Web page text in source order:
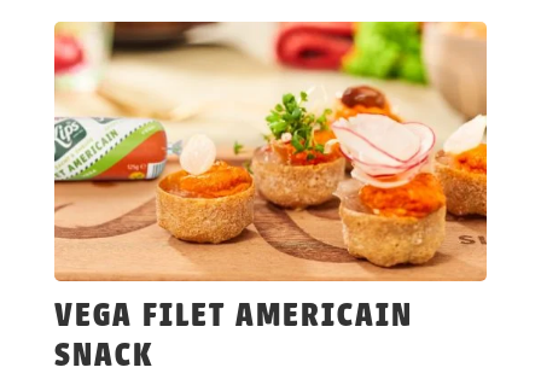
VEGA FILET AMERICAIN
SNACK